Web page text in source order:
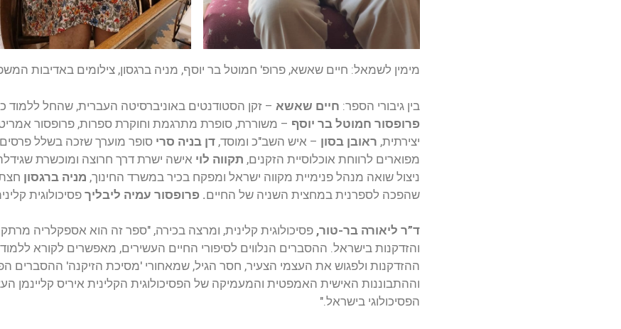
מימין לשמאל: חיים שאשא, פרופ' חמוטל בר יוסף, מניה ברגסון, צילומים באדיבות
בין גיבורי הספר: חיים שאשא – זקן הסטודנטים באוניברסיטה העברית, שהחל ללמוד כשפרש מעבודתו
פרופסור חמוטל בר יוסף – משוררת, סופרת מתרגמת וחוקרת ספרות, פרופסור
יצירתית, ראובן בסון – איש השב"כ ומוסד, דן בניה סרי סופר מוערך שזכה בשלל פרסים
מפוארים לרווחת אוכלוסיית הזקנים, תקווה לוי אישה ישרת דרך חרוצה ומוכשרת
ניצול שואה מנהל פנימיית מקווה ישראל ומפקח בכיר במשרד החינוך, מניה ברגסון
שהפכה לספרנית במחצית השניה של החיים. פרופסור עמיה ליבליךפסיכולוגית
ד”ר ליאורה בר-טור, פסיכולוגית קלינית, ומרצה בכירה, "ספר זה הוא אספקלריה
והזדקנות בישראל. ההסברים הנלווים לסיפורי החיים העשירים, מאפשרים לקורא
ההזדקנות ולפגוש את העצמי הצעיר, חסר הגיל, שמאחורי 'מסיכת הזיקנה' ההסברים
וההתבוננות האישית האמפטית והמעמיקה של הפסיכולוגית הקלינית איריס קליינמן
הפסיכולוגי בישראל."